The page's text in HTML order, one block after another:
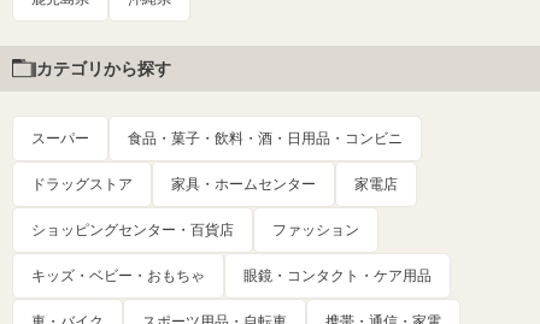
カテゴリから探す
スーパー 食品・菓子・飲料・酒・日用品・コンビニ
ドラッグストア 家具・ホームセンター 家電店
ショッピングセンター・百貨店 ファッション
キッズ・ベビー・おもちゃ 眼鏡・コンタクト・ケア用品